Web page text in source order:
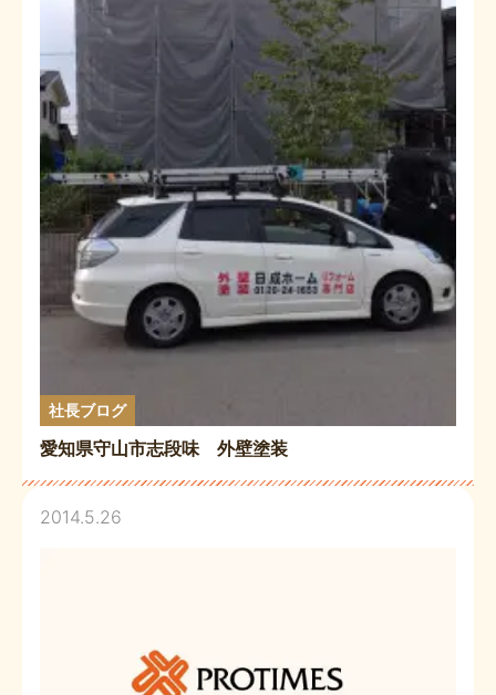
社長ブログ
愛知県守山市志段味 外壁塗装
2014.5.26